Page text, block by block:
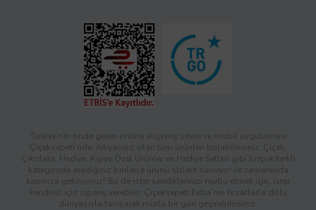
Türkiye’nin önde gelen online alışveriş sitesi ve mobil uygulaması
Çiçeksepeti’nde, ihtiyacınız olan tüm ürünleri bulabilirsiniz. Çiçek,
Çikolata, Hediye, Kişiye Özel Ürünler ve Hediye Setleri gibi birçok farklı
kategoride aradığınız binlerce ürünü sizlere sunuyor ve zamanında
kapınıza getiriyoruz! Siz de ister sevdiklerinizi mutlu etmek için, ister
kendiniz için sipariş verebilir; Çiçeksepeti Extra’nın fırsatlarla dolu
dünyasıyla tanışarak mutlu bir gün geçirebilirsiniz.